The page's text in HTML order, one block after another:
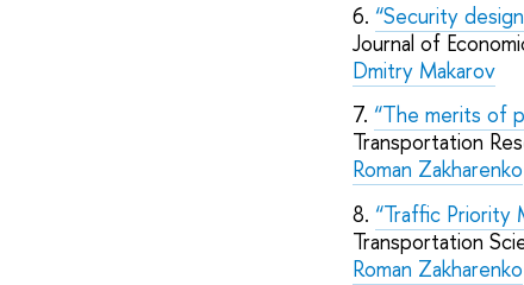
6. “Security
Journal of
Dmitry Makarov
7. “The merits of
Transportation
Roman Zakharenko
8. “Traffic Priority
Transportation
Roman Zakharenko